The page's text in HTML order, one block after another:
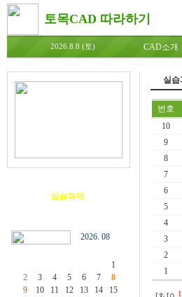
토목CAD 따라하기
2026.8.8 (토) CAD소개
실습과제
2026. 08
1
2
3 4 5 6 7
8
9
10 11 12 13 14
15
실습
번호
10
9
8
7
6
5
4
3
2
1
1